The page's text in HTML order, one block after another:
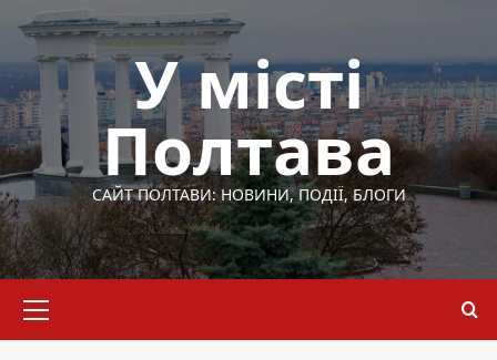
Перейти
вмісту
У місті
Полтава
САЙТ ПОЛТАВИ: НОВИНИ, ПОДІЇ, БЛОГИ
меню